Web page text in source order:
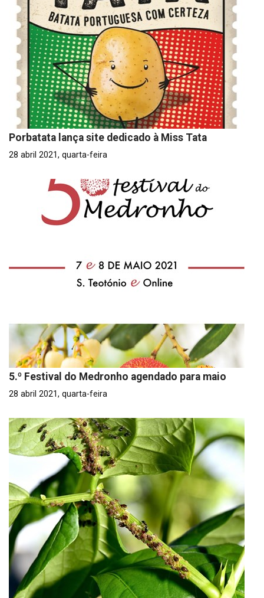
Porbatata lança site dedicado à Miss Tata
28 abril 2021, quarta-feira
5.º Festival do Medronho agendado para maio
28 abril 2021, quarta-feira